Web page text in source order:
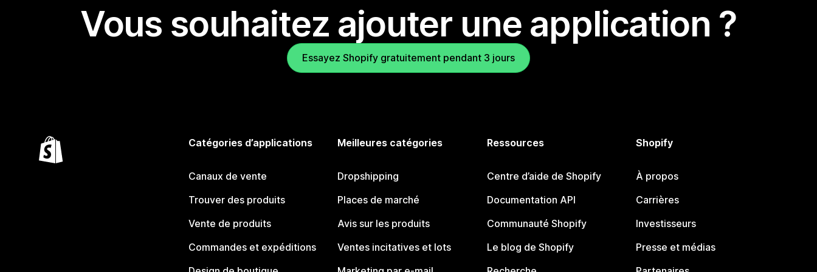
Vous souhaitez ajouter une application ?
Essayez Shopify gratuitement pendant 3 jours
Catégories d’applications
Canaux de vente
Trouver des produits
Vente de produits
Commandes et expéditions
Meilleures catégories
Dropshipping
Places de marché
Avis sur les produits
Ventes incitatives et lots
Ressources
Centre d’aide de Shopify
Documentation API
Communauté Shopify
Le blog de Shopify
Shopify
À propos
Carrières
Investisseurs
Presse et médias